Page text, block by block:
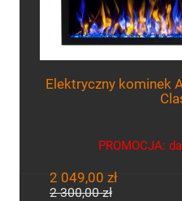
Elektryczny kominek
PROMOCJA:
2 049,00 zł
2 300,00 zł